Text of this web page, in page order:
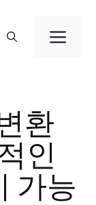
메
환
인
가능